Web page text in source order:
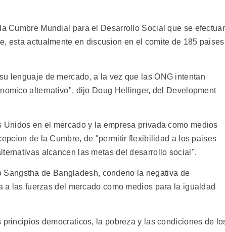
Cumbre Mundial para el Desarrollo Social que se
esta actualmente en discusion en el comite de 185 paises
lenguaje de mercado, a la vez que las ONG intentan
alternativo", dijo Doug Hellinger, del Development
en el mercado y la empresa privada como medios
de la Cumbre, de "permitir flexibilidad a los paises
alcancen las metas del desarrollo social".
de Bangladesh, condeno la negativa de
las fuerzas del mercado como medios para la igualdad
democraticos, la pobreza y las condiciones de